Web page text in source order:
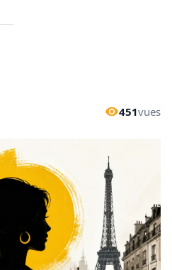
451vues